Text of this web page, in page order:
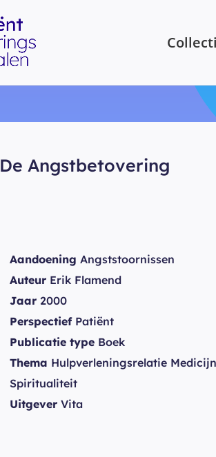
De Angstbetovering
Aandoening Angststoornissen
Auteur Erik Flamend
Jaar 2000
PerspectiefPatiënt
Publicatie type Boek
Thema Hulpverleningsrelatie
Spiritualiteit
Uitgever Vita